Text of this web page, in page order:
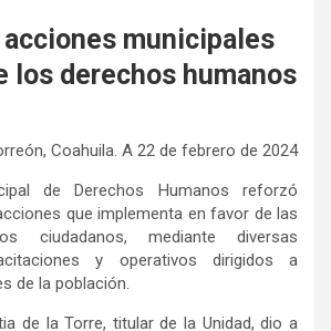
acciones municipales
los derechos humanos
Coahuila. A 22 de febrero de 2024
de Derechos Humanos reforzó
que implementa en favor de las
ciudadanos, mediante diversas
y operativos dirigidos a
de la población.
de la Torre, titular de la Unidad, dio a